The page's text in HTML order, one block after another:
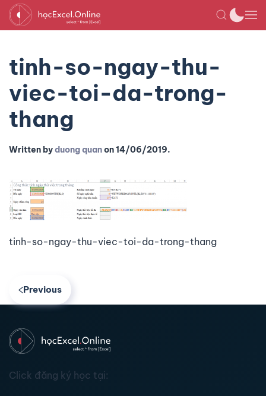
tinh-so-ngay-thu-
viec-toi-da-trong-
thang
Written byduong quanon14/06/2019.
tinh-so-ngay-thu-viec-toi-da-trong-thang
Previous
Click đăng ký học tại: